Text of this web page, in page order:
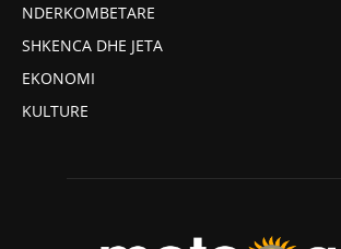
NDERKOMBETARE
SHKENCA DHE JETA
EKONOMI
KULTURE